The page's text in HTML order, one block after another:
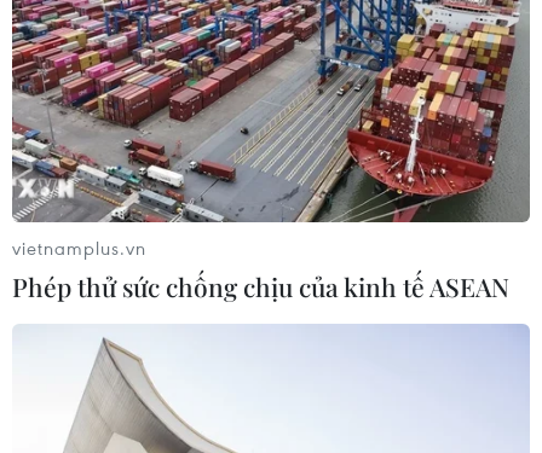
Triệt phá đường dây mua bán hơn 22.000
viên ma túy và 10 bánh heroin
01/06/2022 12:49
vietnamplus.vn
Phép thử sức chống chịu của kinh tế ASEAN